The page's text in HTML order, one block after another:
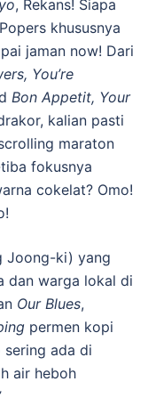
, Rekans! Siapa
khususnya
jaman now! Dari
You’re
Bon Appetit, Your
kalian pasti
maraton
fokusnya
cokelat? Omo!
Joong-ki) yang
dan warga lokal di
Our Blues,
permen kopi
sering ada di
air heboh